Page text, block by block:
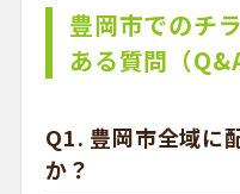
豊岡市でのチ
ある質問（Q&A
Q1. 豊岡市全域に
か？